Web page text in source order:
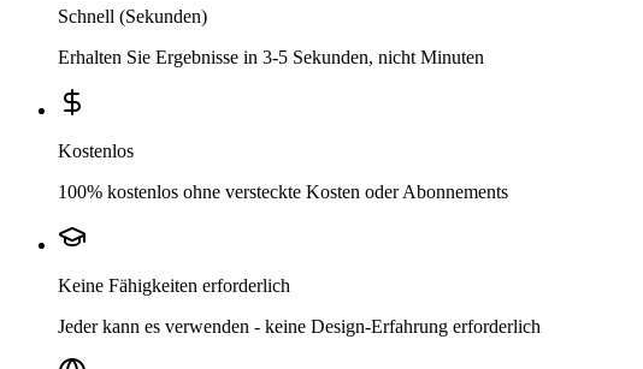
Schnell (Sekunden)
Erhalten Sie Ergebnisse in 3-5 Sekunden, nicht Minuten
Kostenlos
100% kostenlos ohne versteckte Kosten oder Abonnements
Keine Fähigkeiten erforderlich
Jeder kann es verwenden - keine Design-Erfahrung erforderlich